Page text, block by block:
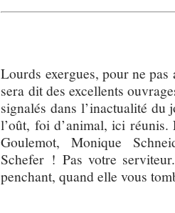
Lourds exergues, pour ne pas
sera dit des excellents
signalés dans l’inactualité
l’oût, foi d’animal, ici
Goulemot, Monique
Schefer ! Pas votre
penchant, quand elle vous